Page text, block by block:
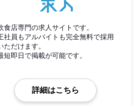
食店専門の求人サイトです。
社員もアルバイトも完全無料で採用
ただけます。
短即日で掲載が可能です。
詳細はこちら